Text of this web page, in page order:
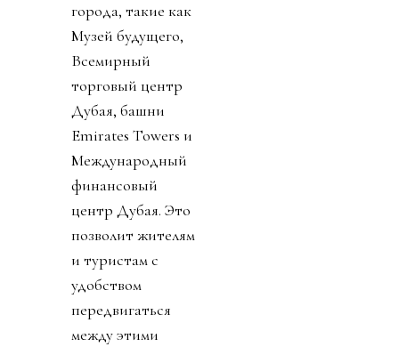
города, такие как
Музей будущего,
Всемирный
торговый центр
Дубая, башни
Emirates Towers и
Международный
финансовый
центр Дубая. Это
позволит жителям
и туристам с
удобством
передвигаться
между этими